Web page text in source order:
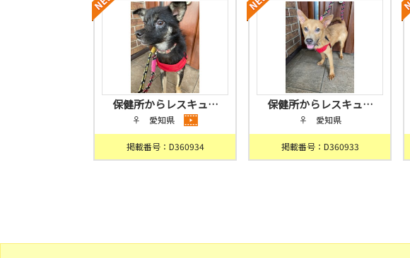
保健所からレスキュ…
♀ 愛知県
掲載番号：D360934
保健所からレスキュ…
♀ 愛知県
掲載番号：D360933